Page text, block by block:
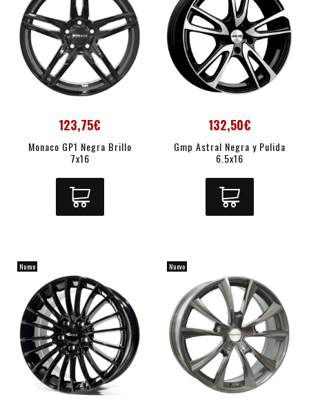
123,75€
Monaco GP1 Negra Brillo
7x16
132,50€
Gmp Astral Negra y Pulida
6.5x16
Nuevo Nuevo